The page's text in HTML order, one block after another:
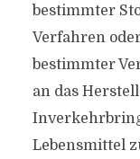
bestimmter
Verfahren
bestimmter
an das
Lebensmittel